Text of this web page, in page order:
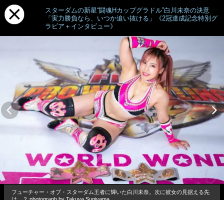
スターダムの新星“闘魂Hカップグラドル”白川未奈の決意
「実力勝負なら、いつか追い抜ける」《2冠達成記念特別グ
ラビア＋インタビュー》
フューチャー・オブ・スターダム王者に輝いた白川未奈。次に彼女の見据える先